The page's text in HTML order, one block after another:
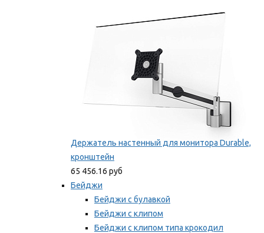
Держатель настенный для монитора Durable,
кронштейн
65 456.16 руб
Бейджи
Бейджи с булавкой
Бейджи с клипом
Бейджи с клипом типа крокодил